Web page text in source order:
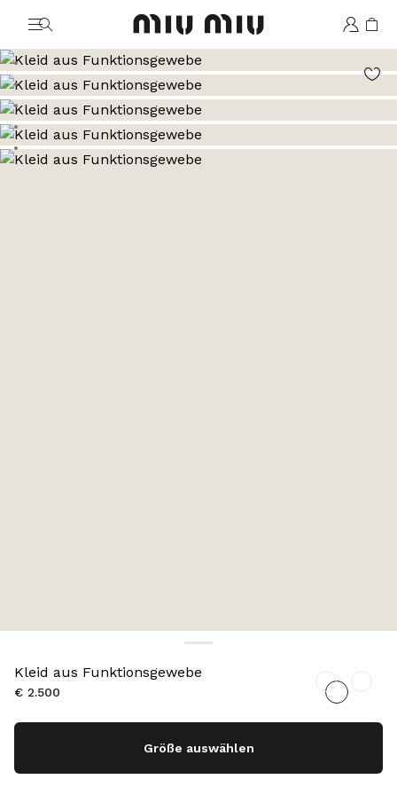
MiuMiu logo
Zum Bild 1
Zum Bild 2
Zum Bild 3
Zum Bild 4
Zum Bild 5
Zum Bild 6
Kleid aus Funktionsgewebe
€ 2.500
Größe auswählen